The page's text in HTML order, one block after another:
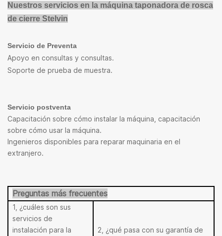
Nuestros servicios en la máquina taponadora de rosca
de cierre Stelvin
Servicio de Preventa
Apoyo en consultas y consultas.
Soporte de prueba de muestra.
Servicio postventa
Capacitación sobre cómo instalar la máquina, capacitación
sobre cómo usar la máquina.
Ingenieros disponibles para reparar maquinaria en el
extranjero.
Preguntas más frecuentes
1, ¿cuáles son sus
servicios de
instalación para la
2, ¿qué pasa con su garantía de